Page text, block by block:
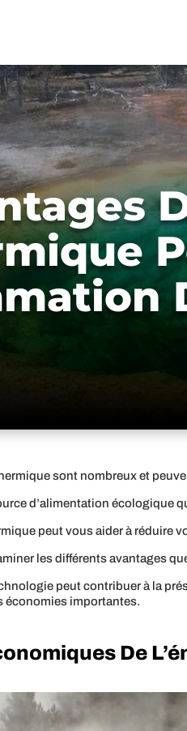
sont nombreux et
d’alimentation écologique
peut vous aider à réduire
les différents avantages
peut contribuer à la
économies importantes.
De